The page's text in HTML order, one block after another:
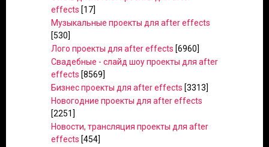
effects [17]
Музыкальные проекты для after effects
[530]
Лого проекты для after effects [6960]
Свадебные - слайд шоу проекты для after
effects [8569]
Бизнес проекты для after effects [3313]
Новогодние проекты для after effects
[2251]
Новости, трансляция проекты для after
effects [454]